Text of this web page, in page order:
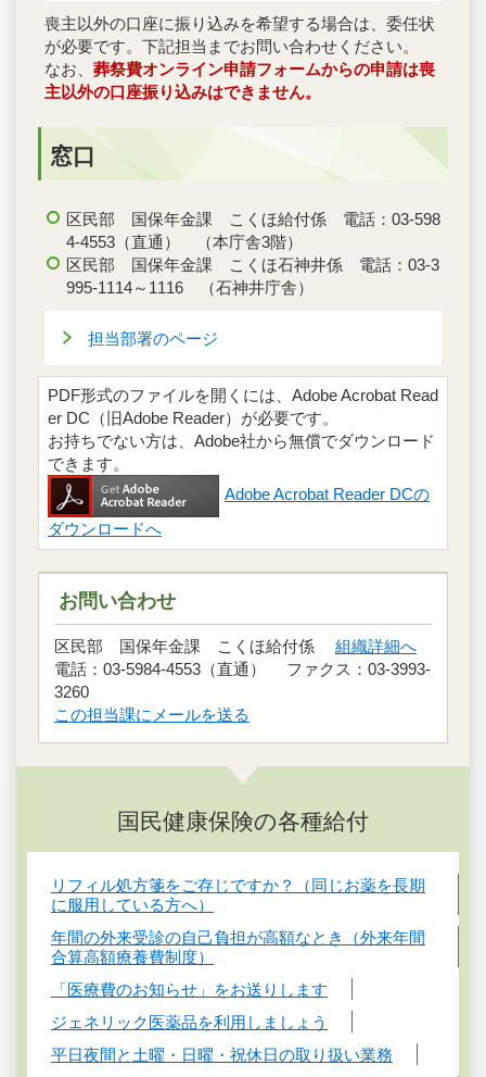
喪主以外の口座に振り込みを希望する場合は、委任状
が必要です。下記担当までお問い合わせください。
なお、 葬祭費オンライン申請フォームからの申請は喪
主以外の口座振り込みはできません。
窓口
区民部 国保年金課 こくほ給付係 電話：03-598
4-4553（直通） （本庁舎3階）
区民部 国保年金課 こくほ石神井係 電話：03-3
995-1114～1116 （石神井庁舎）
担当部署のページ
PDF形式のファイルを開くには、Adobe Acrobat Read
er DC（旧Adobe Reader）が必要です。
お持ちでない方は、Adobe社から無償でダウンロード
できます。
Adobe Acrobat Reader DCの
ダウンロードへ
お問い合わせ
区民部 国保年金課 こくほ給付係 組織詳細へ
電話：03-5984-4553（直通） ファクス：03-3993-
3260
この担当課にメールを送る
国民健康保険の各種給付
リフィル処方箋をご存じですか？（同じお薬を長期
に服用している方へ）
年間の外来受診の自己負担が高額なとき（外来年間
合算高額療養費制度）
「医療費のお知らせ」をお送りします
ジェネリック医薬品を利用しましょう
平日夜間と土曜・日曜・祝休日の取り扱い業務